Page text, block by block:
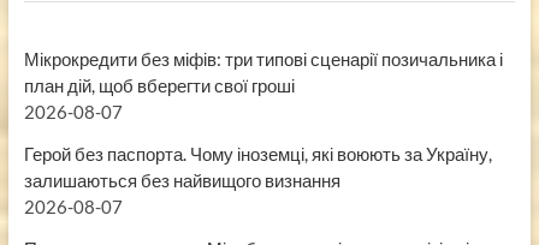
Мікрокредити без міфів: три типові сценарії позичальника і
план дій, щоб вберегти свої гроші
2026-08-07
Герой без паспорта. Чому іноземці, які воюють за Україну,
залишаються без найвищого визнання
2026-08-07